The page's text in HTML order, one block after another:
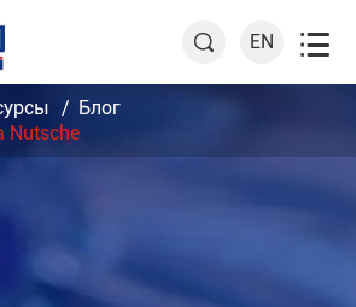
 EN 
Блог
Nutsche